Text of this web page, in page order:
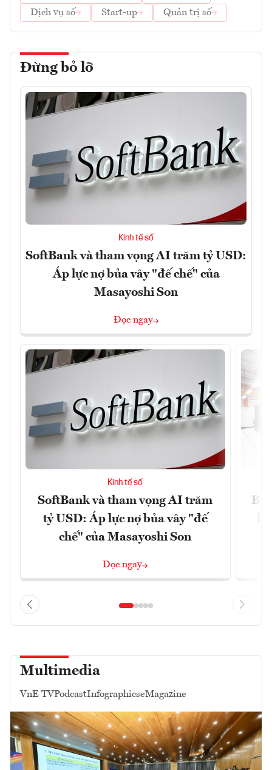
Dịch vụ số
Start-up Quản trị số
Đừng bỏ lỡ
Kinh tế số
SoftBank và tham vọng AI trăm tỷ USD:
Áp lực nợ bủa vây "đế chế" của
Masayoshi Son
Đọc ngay
Kinh tế số
SoftBank và tham vọng AI trăm
tỷ USD: Áp lực nợ bủa vây "đế
chế" của Masayoshi Son
Đọc ngay
Multimedia
VnE TVPodcastInfographicseMagazine